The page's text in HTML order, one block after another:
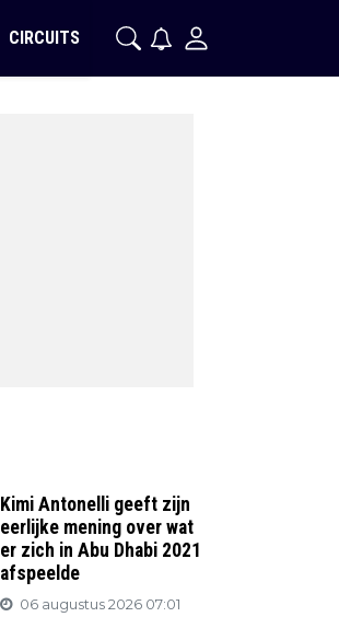
CIRCUITS
Kimi Antonelli geeft zijn
eerlijke mening over wat
er zich in Abu Dhabi 2021
afspeelde
06 augustus 2026 07:01